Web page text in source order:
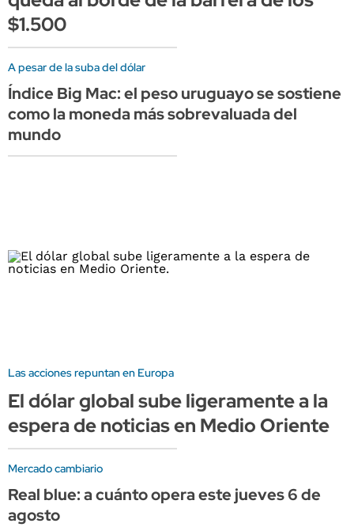
$1.500
A pesar de la suba del dólar
Índice Big Mac: el peso uruguayo se sostiene
como la moneda más sobrevaluada del
mundo
Las acciones repuntan en Europa
El dólar global sube ligeramente a la
espera de noticias en Medio Oriente
Mercado cambiario
Real blue: a cuánto opera este jueves 6 de
agosto